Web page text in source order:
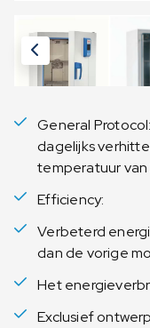
General
dagelijks
temperatuur van
Efficiency:
Verbeterd
dan de vorige
Het
Exclusief